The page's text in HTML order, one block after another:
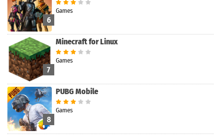
6
Games
7
Minecraft for Linux
Games
8
PUBG Mobile
Games